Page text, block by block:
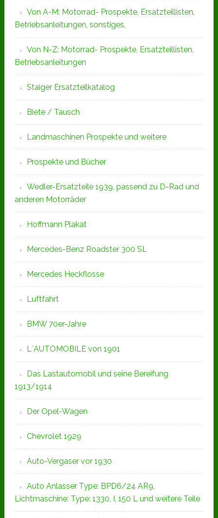
Von A-M: Motorrad- Prospekte, Ersatzteillisten,
Betriebsanleitungen, sonstiges,
Von N-Z: Motorrad- Prospekte, Ersatzteillisten,
Betriebsanleitungen
Staiger Ersatzteilkatalog
Biete / Tausch
Landmaschinen Prospekte und weitere
Prospekte und Bücher
Wedler-Ersatzteile 1939, passend zu D-Rad und
anderen Motorräder
Hoffmann Plakat
Mercedes-Benz Roadster 300 SL
Mercedes Heckflosse
Luftfahrt
BMW 70er-Jahre
L`AUTOMOBILE von 1901
Das Lastautomobil und seine Bereifung
1913/1914
Der Opel-Wagen
Chevrolet 1929
Auto-Vergaser vor 1930
Auto Anlasser Type: BPD6/24 AR9,
Lichtmaschine: Type: 1330, I, 150 L und weitere Teile